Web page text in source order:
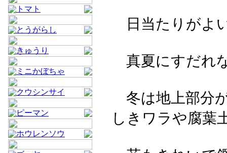
トマト
とうがらし
きゅうり
ミニかぼちゃ
クウシンサイ
ピーマン
ホウレンソウ
日当たりがよ
真夏にすだれ
冬は地上部分
しきワラや腐葉